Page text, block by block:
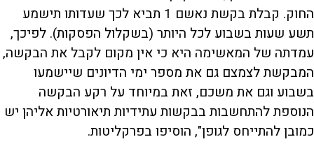
החוק. קבלת בקשת נאשם 1 תביא לכך שעדותו תישמע
תשע שעות בשבוע לכל היותר (בשקלול הפסקות). לפיכך,
עמדתה של המאשימה היא כי אין מקום לקבל את הבקשה,
המבקשת לצמצם גם את מספר ימי הדיונים שיישמעו
בשבוע וגם את משכם, זאת במיוחד על רקע הבקשה
הנוספת להתחשבות בבקשות עתידיות תיאורטיות אליהן יש
כמובן להתייחס לגופן", הוסיפו בפרקליטות.